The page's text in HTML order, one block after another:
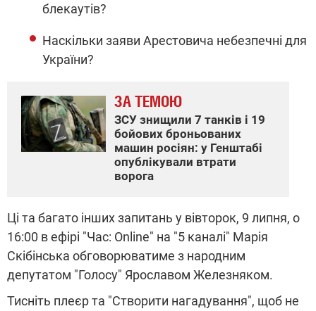
блекаутів?
Наскільки заяви Арестовича небезпечні для
України?
ЗА ТЕМОЮ
ЗСУ знищили 7 танків і 19
бойових броньованих
машин росіян: у Генштабі
опублікували втрати
ворога
Ці та багато інших запитань у вівторок, 9 липня, о
16:00 в ефірі "Час: Online" на "5 каналі" Марія
Скібінська обговорюватиме з народним
депутатом "Голосу" Ярославом Железняком.
Тисніть плеєр та "Створити нагадування", щоб не